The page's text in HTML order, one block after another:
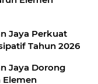
Jaya Perkuat
Tahun 2026
Jaya Dorong
Elemen